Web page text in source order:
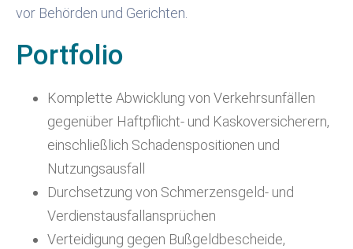
vor Behörden und Gerichten.
Portfolio
Komplette Abwicklung von Verkehrsunfällen
gegenüber Haftpflicht- und Kaskoversicherern,
einschließlich Schadenspositionen und
Nutzungsausfall
Durchsetzung von Schmerzensgeld- und
Verdienstausfallansprüchen
Verteidigung gegen Bußgeldbescheide,